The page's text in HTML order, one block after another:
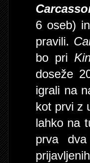
6 oseb) in
pravili.
bo pri
doseže
igrali na
kot prvi z
lahko na
prva